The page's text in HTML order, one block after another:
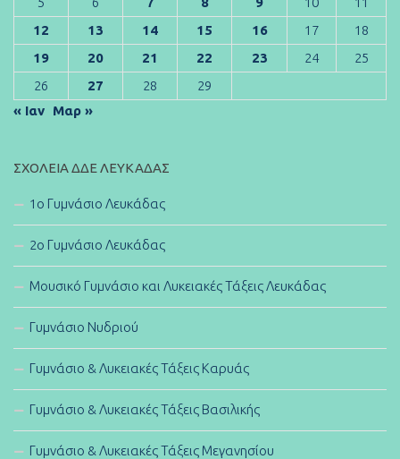
12
13 14 15 16 17
18
19
20 21 22 23 24
25
26
27 28
29
« Ιαν Μαρ »
ΣΧΟΛΕΊΑ ΔΔΕ ΛΕΥΚΆΔΑΣ
1ο Γυμνάσιο Λευκάδας
2ο Γυμνάσιο Λευκάδας
Μουσικό Γυμνάσιο και Λυκειακές Τάξεις Λευκάδας
Γυμνάσιο Νυδριού
Γυμνάσιο & Λυκειακές Τάξεις Καρυάς
Γυμνάσιο & Λυκειακές Τάξεις Βασιλικής
Γυμνάσιο & Λυκειακές Τάξεις Μεγανησίου